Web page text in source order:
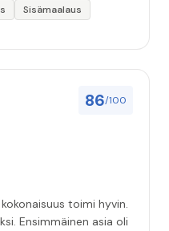
Sisämaalaus
86/100
toimi hyvin.
Ensimmäinen asia oli